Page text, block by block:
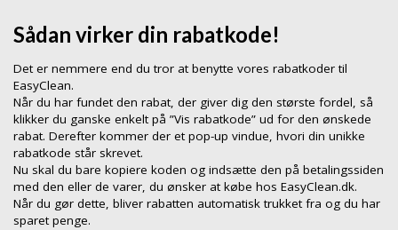
Sådan virker din rabatkode!
Det er nemmere end du tror at benytte vores rabatkoder til
EasyClean.
Når du har fundet den rabat, der giver dig den største fordel, så
klikker du ganske enkelt på ”Vis rabatkode” ud for den ønskede
rabat. Derefter kommer der et pop-up vindue, hvori din unikke
rabatkode står skrevet.
Nu skal du bare kopiere koden og indsætte den på betalingssiden
med den eller de varer, du ønsker at købe hos EasyClean.dk.
Når du gør dette, bliver rabatten automatisk trukket fra og du har
sparet penge.